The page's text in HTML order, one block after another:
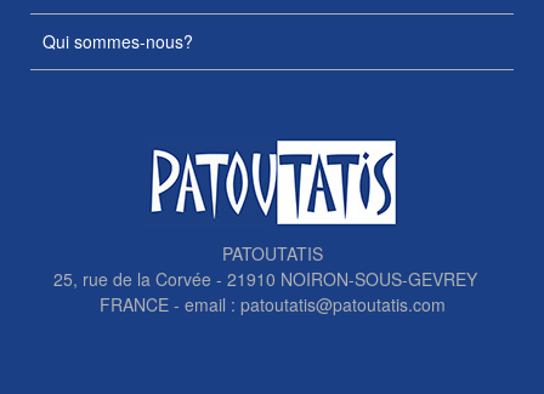
Qui sommes-nous?
PATOUTATIS
25, rue de la Corvée - 21910 NOIRON-SOUS-GEVREY
FRANCE - email : patoutatis@patoutatis.com